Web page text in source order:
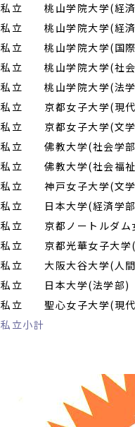
私立 桃山学院大学(経
私立 桃山学院大学(経
私立 桃山学院大学(国
私立 桃山学院大学(社
私立 桃山学院大学(法
私立 京都女子大学(現
私立 京都女子大学(文
私立 佛教大学(社会学
私立 佛教大学(社会福
私立 神戸女子大学(文
私立 日本大学(経済学
私立 京都ノートルダ
私立 京都光華女子大
私立 大阪大谷大学(人
私立 日本大学(法学部)
私立 聖心女子大学(現
私立小計